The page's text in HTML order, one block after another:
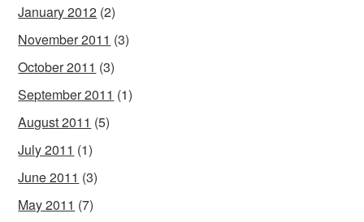
January 2012 (2)
November 2011 (3)
October 2011 (3)
September 2011 (1)
August 2011 (5)
July 2011 (1)
June 2011 (3)
May 2011 (7)